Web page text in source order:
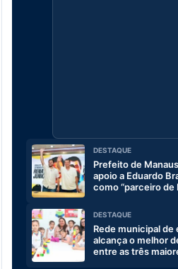
DESTAQUE
Prefeito de
apoio a Eduardo
como “parceiro de
DESTAQUE
Rede municipal de
alcança o melhor
entre as três